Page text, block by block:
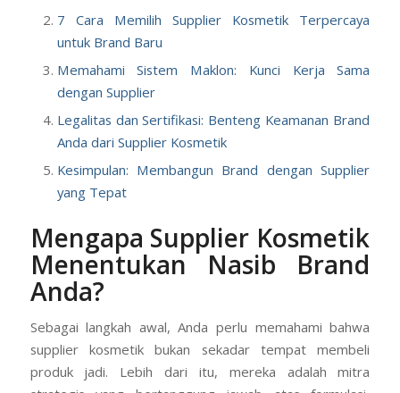
Mengapa Supplier Kosmetik Menentukan Nasib
Brand Anda?
7 Cara Memilih Supplier Kosmetik Terpercaya
untuk Brand Baru
Memahami Sistem Maklon: Kunci Kerja Sama
dengan Supplier
Legalitas dan Sertifikasi: Benteng Keamanan Brand
Anda dari Supplier Kosmetik
Kesimpulan: Membangun Brand dengan Supplier
yang Tepat
Mengapa Supplier Kosmetik
Menentukan Nasib Brand
Anda?
Sebagai langkah awal, Anda perlu memahami bahwa